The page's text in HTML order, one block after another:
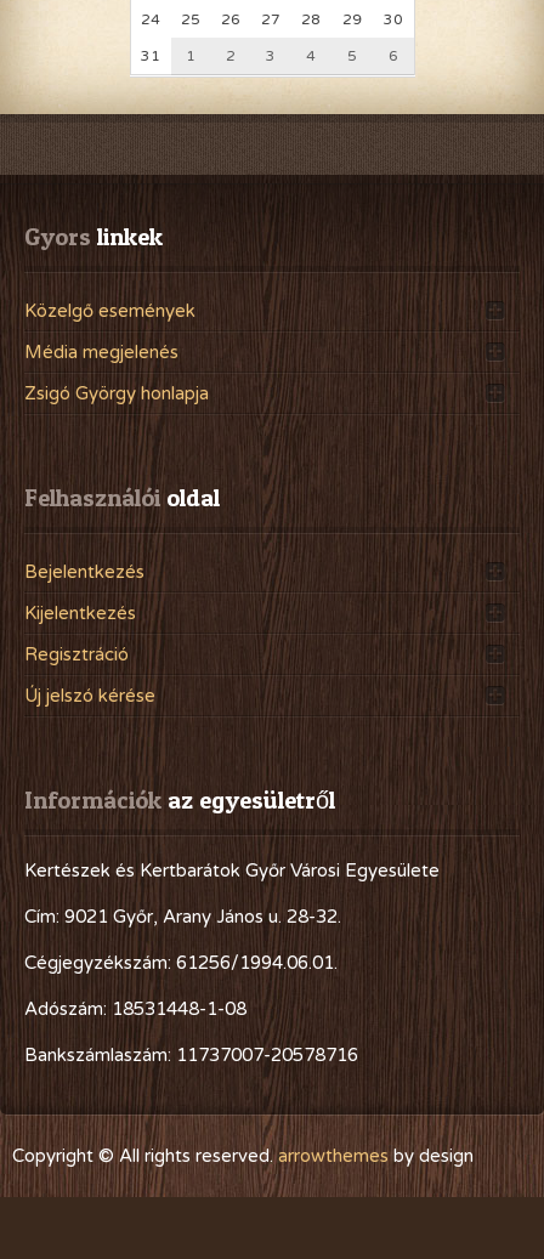
24 25 26 27 28 29 30
31 1 2 3 4 5 6
Gyors linkek
Közelgő események
Média megjelenés
Zsigó György honlapja
Felhasználói oldal
Bejelentkezés
Kijelentkezés
Regisztráció
Új jelszó kérése
Információk az egyesületről
Kertészek és Kertbarátok Győr Városi Egyesülete
Cím: 9021 Győr, Arany János u. 28-32.
Cégjegyzékszám: 61256/1994.06.01.
Adószám: 18531448-1-08
Bankszámlaszám: 11737007-20578716
Copyright © All rights reserved.arrowthemesby design